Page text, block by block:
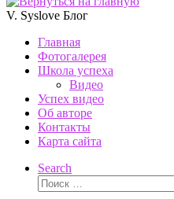
V. Syslove Блог
Главная
Фотогалерея
Школа успеха
Видео
Успех видео
Об авторе
Контакты
Карта сайта
Search
Поиск